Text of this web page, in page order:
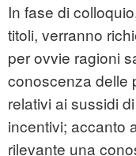
In fase di
titoli, verranno
per ovvie ragioni
conoscenza delle
relativi ai sussidi
incentivi; accanto
rilevante una